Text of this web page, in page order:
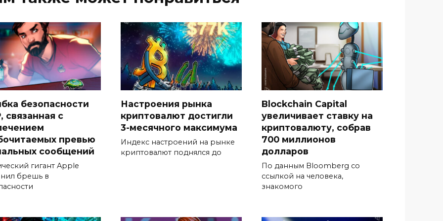
безопасности
связанная с
превью
сообщений
гигант Apple
брешь в
Настроения рынка
криптовалют достигли
3-месячного максимума
Индекс настроений на рынке
криптовалют поднялся до
Blockchain Capital
увеличивает ставку на
криптовалюту, собрав
700 миллионов
долларов
По данным Bloomberg со
ссылкой на человека,
знакомого